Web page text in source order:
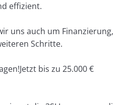
effizient.
uns auch um Finanzierung,
Schritte.
bis zu 25.000 €